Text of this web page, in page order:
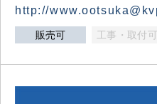
http://
販売可 工事・取付可